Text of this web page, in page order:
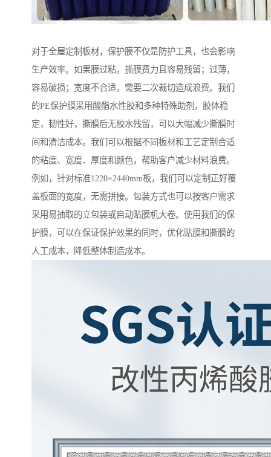
对于全屋定制板材，保护膜不仅是防护工具，也会影响
生产效率。如果膜过粘，撕膜费力且容易残留；过薄，
容易破损；宽度不合适，需要二次裁切造成浪费。我们
的PE保护膜采用酸酯水性胶和多种特殊助剂，胶体稳
定，韧性好，撕膜后无胶水残留，可以大幅减少撕膜时
间和清洁成本。我们可以根据不同板材和工艺定制合适
的粘度、宽度、厚度和颜色，帮助客户减少材料浪费。
例如，针对标准1220×2440mm板，我们可以定制正好覆
盖板面的宽度，无需拼接。包装方式也可以按客户需求
采用易抽取的立包装或自动贴膜机大卷。使用我们的保
护膜，可以在保证保护效果的同时，优化贴膜和撕膜的
人工成本，降低整体制造成本。